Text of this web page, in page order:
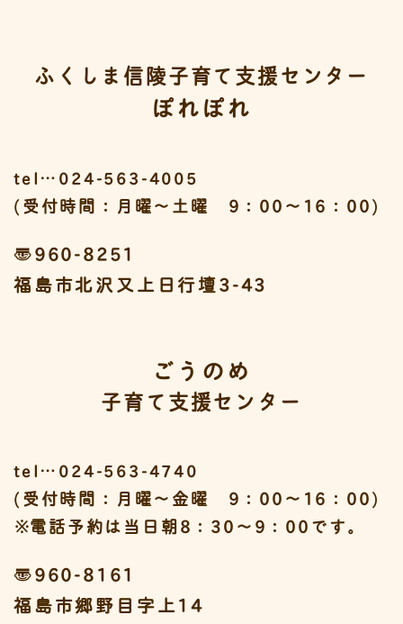
ふくしま信陵子育て支援センター
ぽれぽれ
tel…024-563-4005
(受付時間：月曜～土曜 9：00～16：00)
〒960-8251
福島市北沢又上日行壇3-43
ごうのめ
子育て支援センター
tel…024-563-4740
(受付時間：月曜～金曜 9：00～16：00)
※電話予約は当日朝8：30～9：00です。
〒960-8161
福島市郷野目字上14